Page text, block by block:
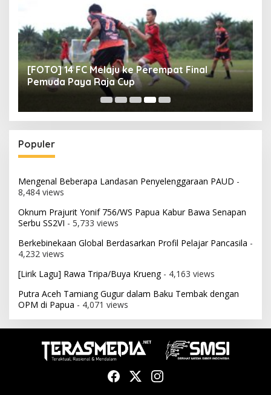
[FOTO] 14 FC Melaju ke Perempat Final
Pemuda Paya Raja Cup
Populer
Mengenal Beberapa Landasan Penyelenggaraan PAUD -
8,484 views
Oknum Prajurit Yonif 756/WS Papua Kabur Bawa Senapan
Serbu SS2VI - 5,733 views
Berkebinekaan Global Berdasarkan Profil Pelajar Pancasila -
4,232 views
[Lirik Lagu] Rawa Tripa/Buya Krueng- 4,163 views
Putra Aceh Tamiang Gugur dalam Baku Tembak dengan
OPM di Papua - 4,071 views